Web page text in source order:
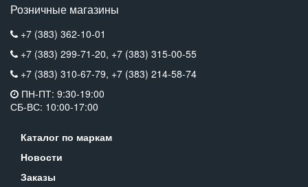
Розничные магазины
+7 (383) 362-10-01
+7 (383) 299-71-20, +7 (383) 315-00-55
+7 (383) 310-67-79, +7 (383) 214-58-74
ПН-ПТ: 9:30-19:00
СБ-ВС: 10:00-17:00
Каталог по маркам
Новости
Заказы